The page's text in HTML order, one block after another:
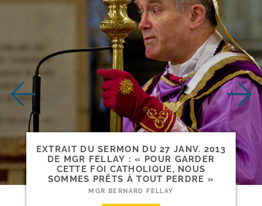
EXTRAIT DU SERMON DU 27 JANV. 2013
DE MGR FELLAY : « POUR GARDER
CETTE FOI CATHOLIQUE, NOUS
SOMMES PRÊTS À TOUT PERDRE »
MGR BERNARD FELLAY